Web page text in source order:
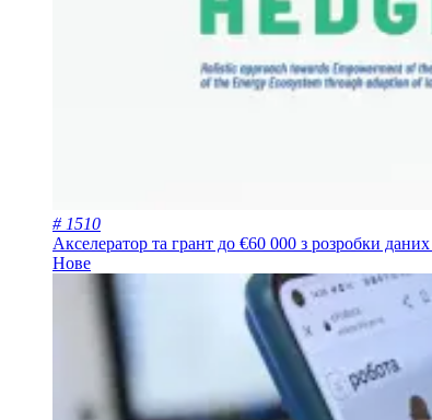
# 1510
Акселератор та грант до €60 000 з розробки
Нове